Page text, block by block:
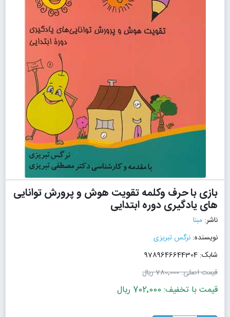
بازی با حرف وکلمه تقویت هوش و پرورش توانایی
های یادگیری دوره ابتدایی
ناشر: مبنا
نویسنده: نرگس تبریزی
شابک: 9789646644304
قیمت اصلی:780٬000 ریال
قیمت با تخفیف: 702٬000 ریال